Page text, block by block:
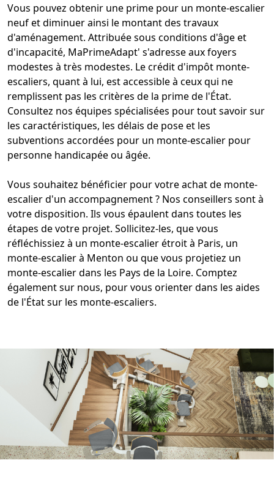
Vous pouvez obtenir une prime pour un monte-escalier
neuf et diminuer ainsi le montant des travaux
d'aménagement. Attribuée sous conditions d'âge et
d'incapacité, MaPrimeAdapt' s'adresse aux foyers
modestes à très modestes. Le crédit d'impôt monte-
escaliers, quant à lui, est accessible à ceux qui ne
remplissent pas les critères de la prime de l'État.
Consultez nos équipes spécialisées pour tout savoir sur
les caractéristiques, les délais de pose et les
subventions accordées pour un monte-escalier pour
personne handicapéeou âgée.
Vous souhaitez bénéficier pour votreachat de monte-
escalier d'un accompagnement? Nos conseillers sont à
votre disposition. Ils vous épaulent dans toutes les
étapes de votre projet. Sollicitez-les, que vous
réfléchissiez à un monte-escalier étroit à Paris, un
monte-escalier à Menton ou que vous projetiez un
monte-escalier dans les Pays de la Loire. Comptez
également sur nous, pour vous orienter dans les aides
de l'État sur les monte-escaliers.